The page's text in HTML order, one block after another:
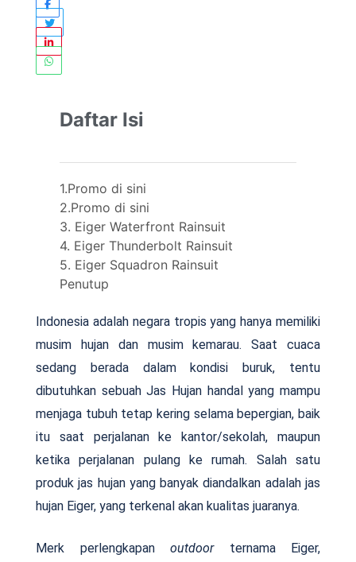
Daftar Isi
1.Promo di sini
2.Promo di sini
3. Eiger Waterfront Rainsuit
4. Eiger Thunderbolt Rainsuit
5. Eiger Squadron Rainsuit
Penutup
Indonesia adalah negara tropis yang hanya memiliki
musim hujan dan musim kemarau. Saat cuaca
sedang berada dalam kondisi buruk, tentu
dibutuhkan sebuah Jas Hujan handal yang mampu
menjaga tubuh tetap kering selama bepergian, baik
itu saat perjalanan ke kantor/sekolah, maupun
ketika perjalanan pulang ke rumah. Salah satu
produk jas hujan yang banyak diandalkan adalah jas
hujan Eiger, yang terkenal akan kualitas juaranya.
Merk perlengkapan outdoor ternama Eiger,